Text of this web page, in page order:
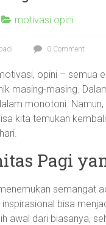
motivasi opini
0 Comment
opini – semua
masing-masing.
monotoni.
kita temukan
Pagi
semangat
bisa
awal dari biasanya,